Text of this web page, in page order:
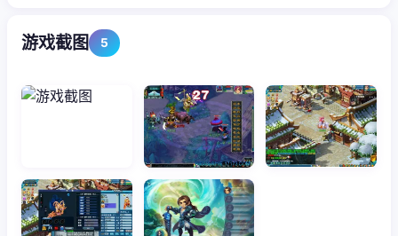
游戏截图 5